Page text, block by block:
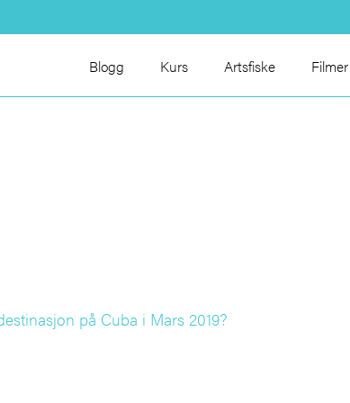
Blogg Kurs Artsfiske Filmer
på Cuba i Mars 2019?